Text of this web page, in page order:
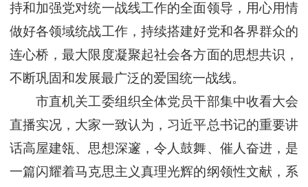
持和加强党对统一战线工作的全面领导，用心用情
做好各领域统战工作，持续搭建好党和各界群众的
连心桥，最大限度凝聚起社会各方面的思想共识，
不断巩固和发展最广泛的爱国统一战线。
市直机关工委组织全体党员干部集中收看大会
直播实况，大家一致认为，习近平总书记的重要讲
话高屋建瓴、思想深邃，令人鼓舞、催人奋进，是
一篇闪耀着马克思主义真理光辉的纲领性文献，系